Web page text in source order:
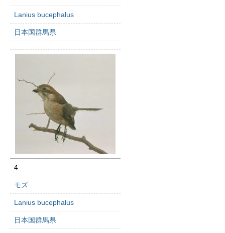
Lanius bucephalus
日本国群馬県
4
モズ
Lanius bucephalus
日本国群馬県